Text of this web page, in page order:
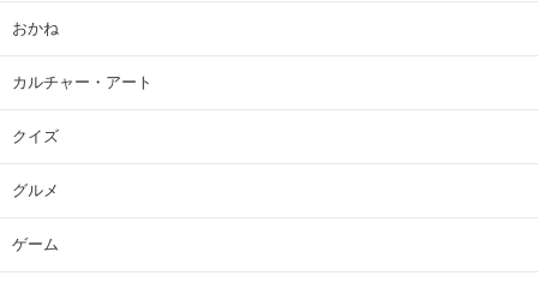
おかね
カルチャー・アート
クイズ
グルメ
ゲーム